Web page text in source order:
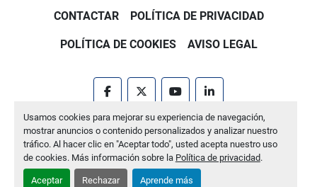
Usamos cookies para mejorar su experiencia de navegación,
mostrar anuncios o contenido personalizados y analizar nuestro
tráfico. Al hacer clic en "Aceptar todo", usted acepta nuestro uso
de cookies. Más información sobre la Política de privacidad.
Aceptar Rechazar Aprende más
CONTACTAR POLÍTICA DE PRIVACIDAD
POLÍTICA DE COOKIES AVISO LEGAL
facebooktwitter youtubelinkedin
Machinio Systemsitio web deMachinio
Administrar cookies